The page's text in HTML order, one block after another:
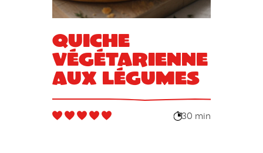
Quiche
végétarienne
aux légumes
30 min